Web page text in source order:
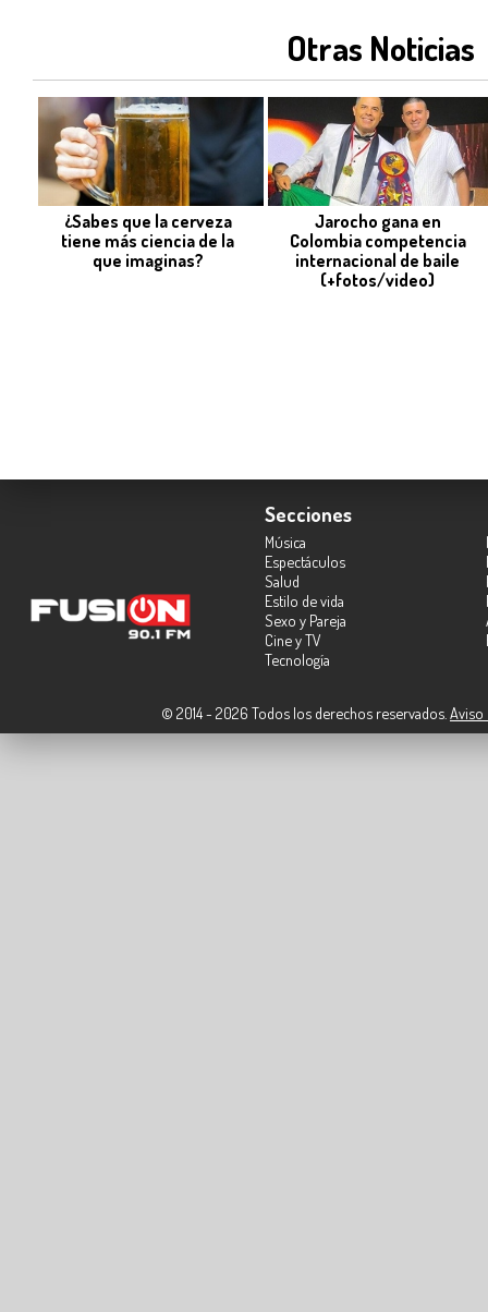
Otras Noticias
¿Sabes que la cerveza
tiene más ciencia de la
que imaginas?
Jarocho gana en
Colombia competencia
internacional de baile
(+fotos/video)
Secciones
Música
Espectáculos
Salud
Estilo de vida
Sexo y Pareja
Cine y TV
Tecnología
© 2014 - 2026 Todos los derechos reservados. Aviso